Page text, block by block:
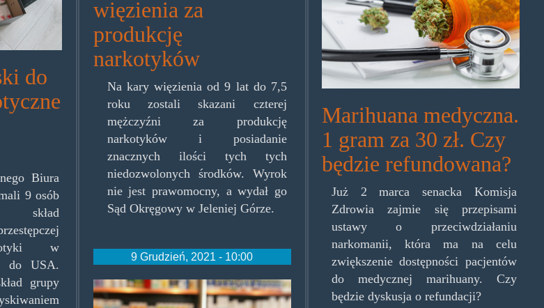
do
Biura
9 osób
skład
w
do USA.
grupy
więzienia za
produkcję
narkotyków
Na kary więzienia od 9 lat do 7,5
roku zostali skazani czterej
mężczyźni za produkcję
narkotyków i posiadanie
znacznych ilości tych tych
niedozwolonych środków. Wyrok
nie jest prawomocny, a wydał go
Sąd Okręgowy w Jeleniej Górze.
9 Grudzień, 2021 - 10:00
cannabisflos.jpg
Marihuana medyczna.
1 gram za 30 zł. Czy
będzie refundowana?
Już 2 marca senacka Komisja
Zdrowia zajmie się przepisami
ustawy o przeciwdziałaniu
narkomanii, która ma na celu
zwiększenie dostępności pacjentów
do medycznej marihuany. Czy
będzie dyskusja o refundacji?